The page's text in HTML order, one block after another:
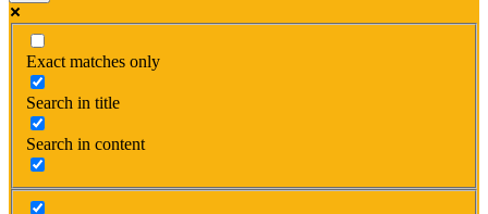
Exact matches only
Search in title
Search in content